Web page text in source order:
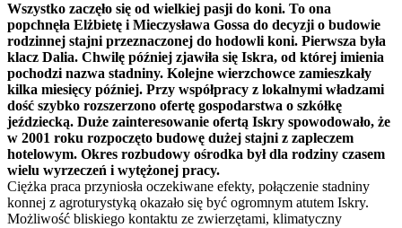
Wszystko zaczęło się od wielkiej pasji do koni. To ona
popchnęła Elżbietę i Mieczysława Gossa do decyzji o budowie
rodzinnej stajni przeznaczonej do hodowli koni. Pierwsza była
klacz Dalia. Chwilę później zjawiła się Iskra, od której imienia
pochodzi nazwa stadniny. Kolejne wierzchowce zamieszkały
kilka miesięcy później. Przy współpracy z lokalnymi władzami
dość szybko rozszerzono ofertę gospodarstwa o szkółkę
jeździecką. Duże zainteresowanie ofertą Iskry spowodowało, że
w 2001 roku rozpoczęto budowę dużej stajni z zapleczem
hotelowym. Okres rozbudowy ośrodka był dla rodziny czasem
wielu wyrzeczeń i wytężonej pracy.
Ciężka praca przyniosła oczekiwane efekty, połączenie stadniny
konnej z agroturystyką okazało się być ogromnym atutem Iskry.
Możliwość bliskiego kontaktu ze zwierzętami, klimatyczny